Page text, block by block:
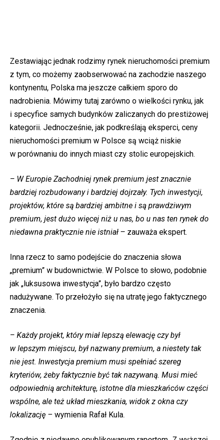
Zestawiając jednak rodzimy rynek nieruchomości premium
z tym, co możemy zaobserwować na zachodzie naszego
kontynentu, Polska ma jeszcze całkiem sporo do
nadrobienia. Mówimy tutaj zarówno o wielkości rynku, jak
i specyfice samych budynków zaliczanych do prestiżowej
kategorii. Jednocześnie, jak podkreślają eksperci, ceny
nieruchomości premium w Polsce są wciąż niskie
w porównaniu do innych miast czy stolic europejskich.
– W Europie Zachodniej rynek premium jest znacznie
bardziej rozbudowany i bardziej dojrzały. Tych inwestycji,
projektów, które są bardziej ambitne i są prawdziwym
premium, jest dużo więcej niż u nas, bo u nas ten rynek do
niedawna praktycznie nie istniał– zauważa ekspert.
Inna rzecz to samo podejście do znaczenia słowa
„premium” w budownictwie. W Polsce to słowo, podobnie
jak „luksusowa inwestycja”, było bardzo często
nadużywane. To przełożyło się na utratę jego faktycznego
znaczenia.
– Każdy projekt, który miał lepszą elewację czy był
w lepszym miejscu, był nazwany premium, a niestety tak
nie jest. Inwestycja premium musi spełniać szereg
kryteriów, żeby faktycznie być tak nazywaną. Musi mieć
odpowiednią architekturę, istotne dla mieszkańców części
wspólne, ale też układ mieszkania, widok z okna czy
lokalizację – wymienia Rafał Kula.